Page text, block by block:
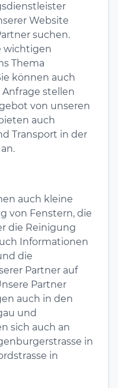
Website
suchen.
wichtigen
Thema
können auch
stellen
von unseren
auch
Transport in der
auch kleine
von Fenstern, die
die Reinigung
Informationen
die
Partner auf
Partner
auch in den
und
sich auch an
in
in